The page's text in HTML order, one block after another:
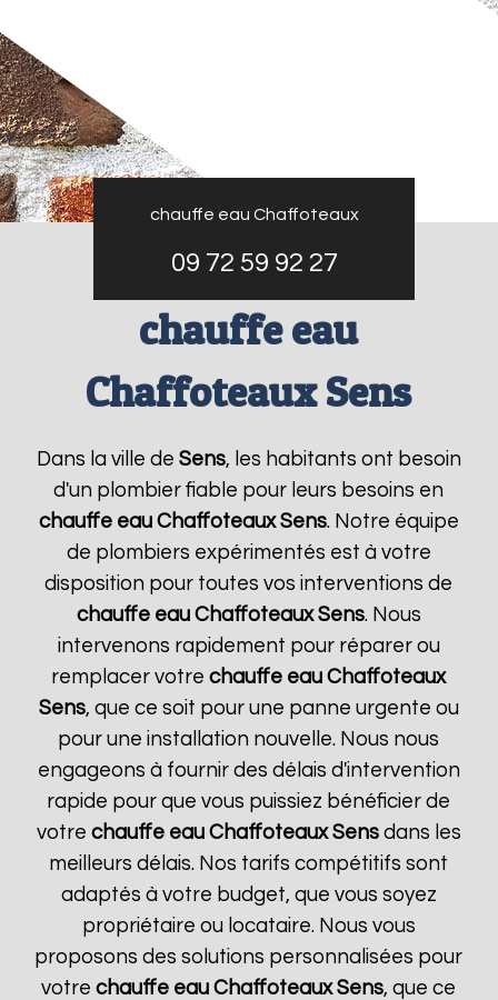
chauffe eau Chaffoteaux
09 72 59 92 27
chauffe eau
Chaffoteaux Sens
Dans la ville de Sens, les habitants ont besoin
d'un plombier fiable pour leurs besoins en
chauffe eau Chaffoteaux Sens. Notre équipe
de plombiers expérimentés est à votre
disposition pour toutes vos interventions de
chauffe eau Chaffoteaux Sens. Nous
intervenons rapidement pour réparer ou
remplacer votrechauffe eau Chaffoteaux
Sens, que ce soit pour une panne urgente ou
pour une installation nouvelle. Nous nous
engageons à fournir des délais d'intervention
rapide pour que vous puissiez bénéficier de
votre chauffe eau Chaffoteaux Sensdans les
meilleurs délais. Nos tarifs compétitifs sont
adaptés à votre budget, que vous soyez
propriétaire ou locataire. Nous vous
proposons des solutions personnalisées pour
votrechauffe eau Chaffoteaux Sens, que ce